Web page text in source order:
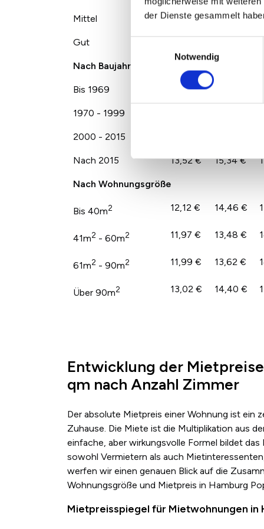
der Dienste gesammelt
Notwendig
Mittel 12,04 € 13,65 €
Gut
Nach Baujahr
Bis 1969 11,71 €
1970 - 1999
2000 - 2015
Nach 2015 13,52 € 15,34 €
Nach Wohnungsgröße
Bis 40m2 12,12 € 14,46 €
41m2 - 60m2 11,97 € 13,48 €
61m2 - 90m2 11,99 € 13,62 €
Über 90m2 13,02 € 14,40 €
Entwicklung der
qm nach Anzahl Zimmer
Der absolute Mietpreis einer Wohnung ist ein
Zuhause. Die Miete ist die Multiplikation aus
einfache, aber wirkungsvolle Formel bildet
sowohl Vermietern als auch
werfen wir einen genauen Blick auf die
Wohnungsgröße und Mietpreis in Hamburg
Mietpreisspiegel für Mietwohnungen